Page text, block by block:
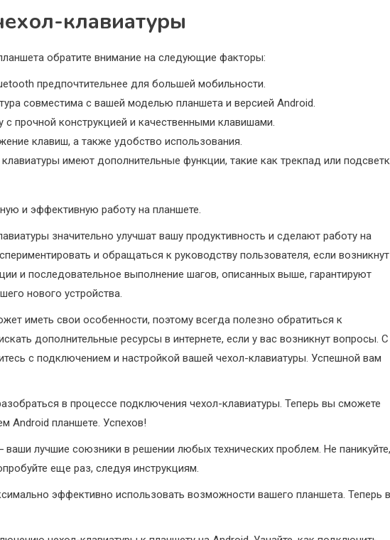
клавиатуры
обратите внимание на следующие факторы:
предпочтительнее для большей мобильности.
совместима с вашей моделью планшета и версией Android.
с прочной конструкцией и качественными клавишами.
клавиш, а также удобство использования.
имеют дополнительные функции, такие как трекпад или
и эффективную работу на планшете.
значительно улучшат вашу продуктивность и сделают работу на
и обращаться к руководству пользователя, если возникнут
и последовательное выполнение шагов, описанных выше, гарантируют
нового устройства.
иметь свои особенности, поэтому всегда полезно обратиться к
дополнительные ресурсы в интернете, если у вас возникнут вопросы. С
с подключением и настройкой вашей чехол-клавиатуры. Успешной вам
в процессе подключения чехол-клавиатуры. Теперь вы сможете
Android планшете. Успехов!
ваши лучшие союзники в решении любых технических проблем. Не паникуйте,
еще раз, следуя инструкциям.
эффективно использовать возможности вашего планшета. Теперь